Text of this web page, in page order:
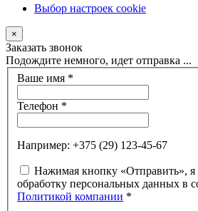
Выбор настроек cookie
×
Заказать звонок
Подождите немного, идет отправка ...
Ваше имя *
Телефон *
Например: +375 (29) 123-45-67
Нажимая кнопку «Отправить», я
обработку персональных данных в
Политикой компании *